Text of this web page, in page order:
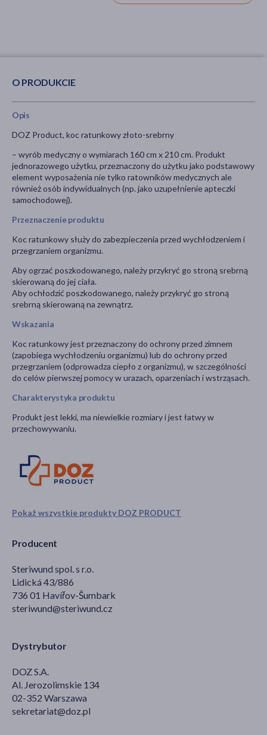
O PRODUKCIE
Pokaż wszystkie produkty DOZ PRODUCT
Producent
Steriwund spol. s r.o.
Lidická 43/886
736 01 Havířov-Šumbark
steriwund@steriwund.cz
Dystrybutor
DOZ S.A.
Al. Jerozolimskie 134
02-352 Warszawa
sekretariat@doz.pl
Opis
DOZ Product, koc ratunkowy złoto-srebrny
– wyrób medyczny o wymiarach 160 cm x 210 cm. Produkt
jednorazowego użytku, przeznaczony do użytku jako podstawowy
element wyposażenia nie tylko ratowników medycznych ale
również osób indywidualnych (np. jako uzupełnienie apteczki
samochodowej).
Przeznaczenie produktu
Koc ratunkowy służy do zabezpieczenia przed wychłodzeniem i
przegrzaniem organizmu.
Aby ogrzać poszkodowanego, należy przykryć go stroną srebrną
skierowaną do jej ciała.
Aby ochłodzić poszkodowanego, należy przykryć go stroną
srebrną skierowaną na zewnątrz.
Wskazania
Koc ratunkowy jest przeznaczony do ochrony przed zimnem
(zapobiega wychłodzeniu organizmu) lub do ochrony przed
przegrzaniem (odprowadza ciepło z organizmu), w szczególności
do celów pierwszej pomocy w urazach, oparzeniach i wstrząsach.
Charakterystyka produktu
Produkt jest lekki, ma niewielkie rozmiary i jest łatwy w
przechowywaniu.